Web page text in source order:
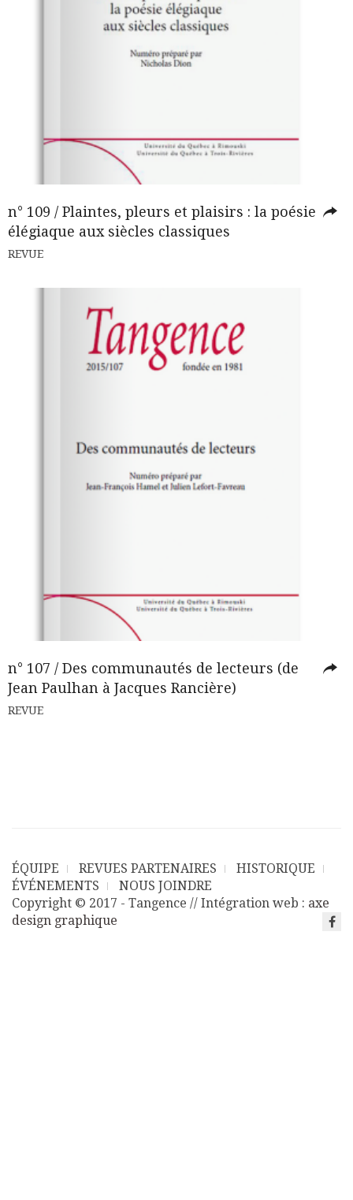
n° 109 / Plaintes, pleurs et plaisirs : la poésie
élégiaque aux siècles classiques
REVUE
n° 107 / Des communautés de lecteurs (de
Jean Paulhan à Jacques Rancière)
REVUE
ÉQUIPE REVUES PARTENAIRES
HISTORIQUE
ÉVÉNEMENTS
NOUS JOINDRE
Copyright © 2017 - Tangence // Intégration web : axe
design graphique